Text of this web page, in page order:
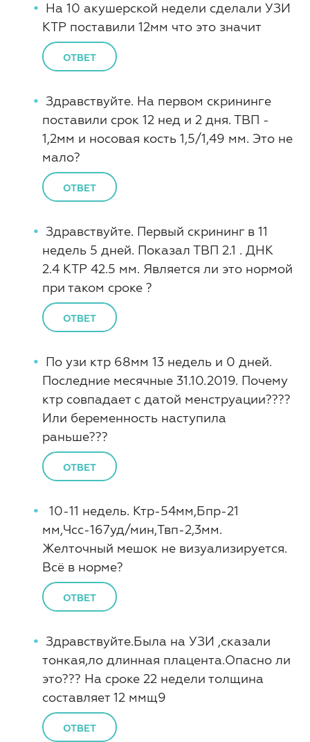
На 10 акушерской недели сделали УЗИ
КТР поставили 12мм что это значит
ОТВЕТ
Здравствуйте. На первом скрининге
поставили срок 12 нед и 2 дня. ТВП -
1,2мм и носовая кость 1,5/1,49 мм. Это не
мало?
ОТВЕТ
Здравствуйте. Первый скрининг в 11
недель 5 дней. Показал ТВП 2.1 . ДНК
2.4 КТР 42.5 мм. Является ли это нормой
при таком сроке ?
ОТВЕТ
По узи ктр 68мм 13 недель и 0 дней.
Последние месячные 31.10.2019. Почему
ктр совпадает с датой менструации????
Или беременность наступила
раньше???
ОТВЕТ
10-11 недель. Ктр-54мм,Бпр-21
мм,Чсс-167уд/мин,Твп-2,3мм.
Желточный мешок не визуализируется.
Всё в норме?
ОТВЕТ
Здравствуйте.Была на УЗИ ,сказали
тонкая,ло длинная плацента.Опасно ли
это??? На сроке 22 недели толщина
составляет 12 ммщ9
ОТВЕТ